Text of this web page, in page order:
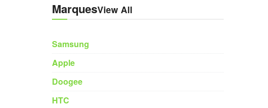
MarquesView All
Samsung
Apple
Doogee
HTC